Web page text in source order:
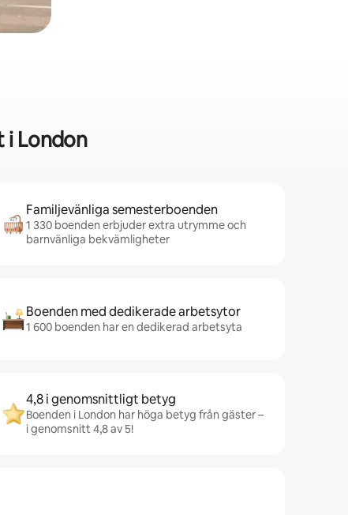
i London
Familjevänliga semesterboenden
1 330 boenden erbjuder extra utrymme och
barnvänliga bekvämligheter
Boenden med dedikerade arbetsytor
1 600 boenden har en dedikerad arbetsyta
4,8 i genomsnittligt betyg
Boenden i London har höga betyg från gäster –
i genomsnitt 4,8 av 5!